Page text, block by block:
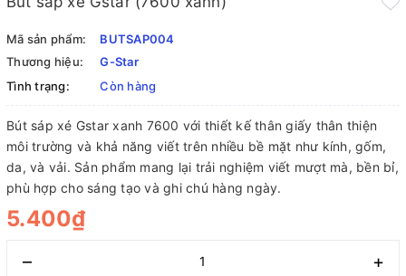
Mã sản phẩm:
BUTSAP004
Thương hiệu:
G-Star
Tình trạng:
Còn hàng
Bút sáp xé Gstar xanh 7600 với thiết kế thân giấy thân thiện
môi trường và khả năng viết trên nhiều bề mặt như kính, gốm,
da, và vải. Sản phẩm mang lại trải nghiệm viết mượt mà, bền bỉ,
phù hợp cho sáng tạo và ghi chú hàng ngày.
5.400₫
– +